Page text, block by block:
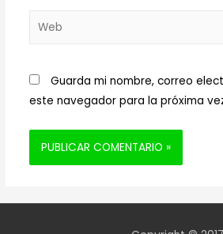
Web
Guarda mi nombre, correo
este navegador para la próxima